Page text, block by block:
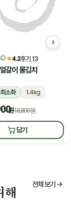
★4.2후기 13
갈이 물김치
소화
1.4kg
원18,800원
담기
해 전체 보기 →